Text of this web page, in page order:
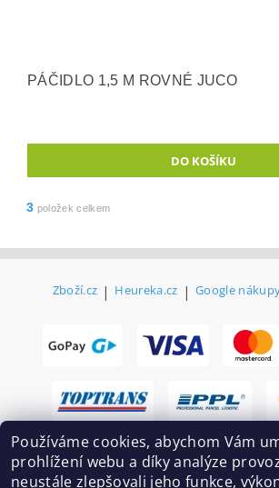
PÁČIDLO 1,5 M ROVNÉ JUCO
3 položek celkem
Zboží.cz | Heureka.cz | Google
Používáme cookies, abychom Vám
prohlížení webu a díky analýze
neustále zlepšovali jeho funkce,